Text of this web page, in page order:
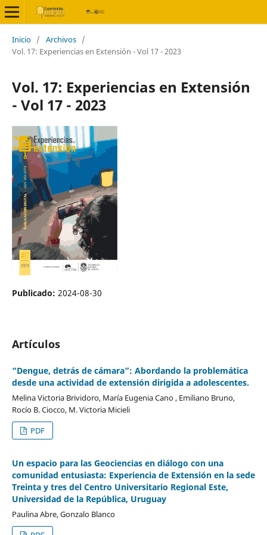
Inicio / Archivos /
Vol. 17: Experiencias en Extensión - Vol 17 - 2023
Vol. 17: Experiencias en Extensión
- Vol 17 - 2023
Publicado: 2024-08-30
Artículos
“Dengue, detrás de cámara”: Abordando la problemática
desde una actividad de extensión dirigida a adolescentes.
Melina Victoria Brividoro, María Eugenia Cano , Emiliano Bruno,
Rocío B. Ciocco, M. Victoria Micieli
PDF
Un espacio para las Geociencias en diálogo con una
comunidad entusiasta: Experiencia de Extensión en la sede
Treinta y tres del Centro Universitario Regional Este,
Universidad de la República, Uruguay
Paulina Abre, Gonzalo Blanco